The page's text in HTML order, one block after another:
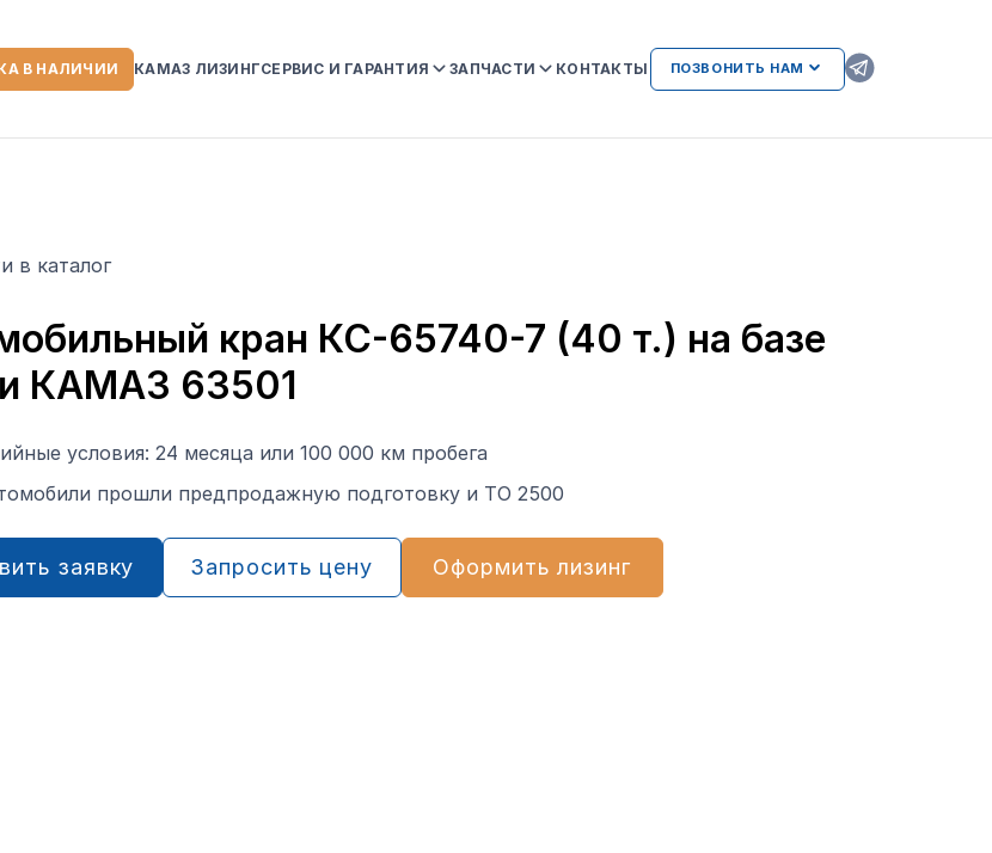
В НАЛИЧИИ КАМАЗ ЛИЗИНГСЕРВИС И ГАРАНТИЯ ЗАПЧАСТИ КОНТАКТЫ ПОЗВОНИТЬ НАМ
в каталог
кран КС-65740-7 (40 т.) на базе
КАМАЗ 63501
условия: 24 месяца или 100 000 км пробега
прошли предпродажную подготовку и ТО 2500
заявку Запросить цену Оформить лизинг